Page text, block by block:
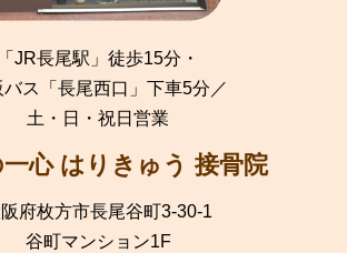
「JR長尾駅」徒歩15分・
バス「長尾西口」下車5分／
土・日・祝日営業
心 はりきゅう 接骨院
府枚方市長尾谷町3-30-1
谷町マンション1F